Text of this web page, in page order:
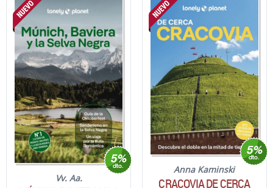
Vv. Aa.
Anna Kaminski
CRACOVIA DE CERCA